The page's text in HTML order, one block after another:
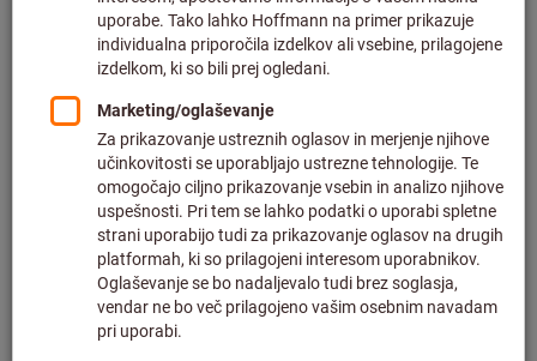
Individualne cene za poslovne stranke poprijavi.
Količina
V košarico
Predviden čas dostave: 2-3 tedna
Upoštevajte daljši čas dostave in omejeno število
nasvetov: